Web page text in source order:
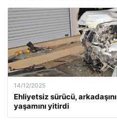
14/12/2025
Ehliyetsiz sürücü,
yaşamını yitirdi